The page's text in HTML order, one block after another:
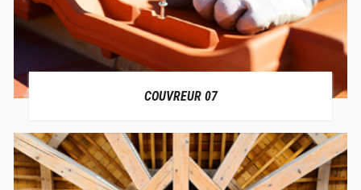
COUVREUR 07